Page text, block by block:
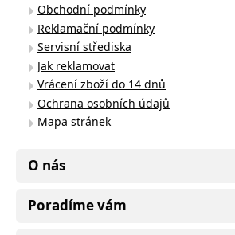
Obchodní podmínky
Reklamační podmínky
Servisní střediska
Jak reklamovat
Vrácení zboží do 14 dnů
Ochrana osobních údajů
Mapa stránek
O nás
Poradíme vám